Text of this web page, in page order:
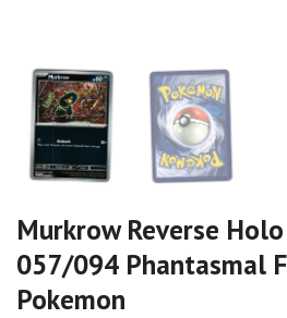
Murkrow Reverse
057/094 Phantasmal
Pokemon